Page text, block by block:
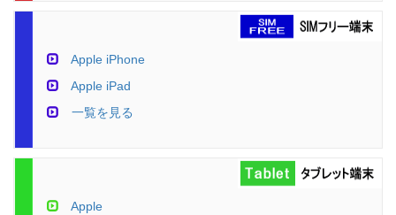
Apple iPhone
Apple iPad
一覧を見る
Apple